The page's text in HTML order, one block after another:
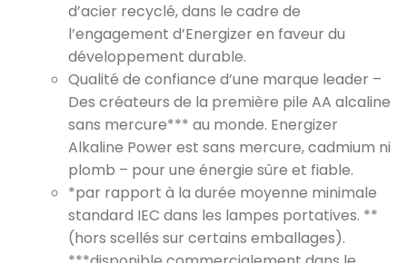
d’acier recyclé, dans le cadre de
l’engagement d’Energizer en faveur du
développement durable.
Qualité de confiance d’une marque leader –
Des créateurs de la première pile AA alcaline
sans mercure*** au monde. Energizer
Alkaline Power est sans mercure, cadmium ni
plomb – pour une énergie sûre et fiable.
*par rapport à la durée moyenne minimale
standard IEC dans les lampes portatives. **
(hors scellés sur certains emballages).